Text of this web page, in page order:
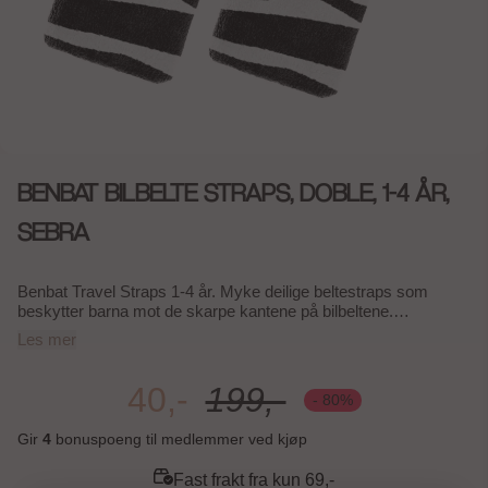
BENBAT BILBELTE STRAPS, DOBLE, 1-4 ÅR,
SEBRA
Benbat Travel Straps 1-4 år. Myke deilige beltestraps som
beskytter barna mot de skarpe kantene på bilbeltene.
Morsomme og behagelige beltestraps som gjør at bilbeltet ikke
gnager.
Les mer
40,- 199,- - 80%
Gir 4 bonuspoeng til medlemmer ved kjøp
Fast frakt fra kun 69,-